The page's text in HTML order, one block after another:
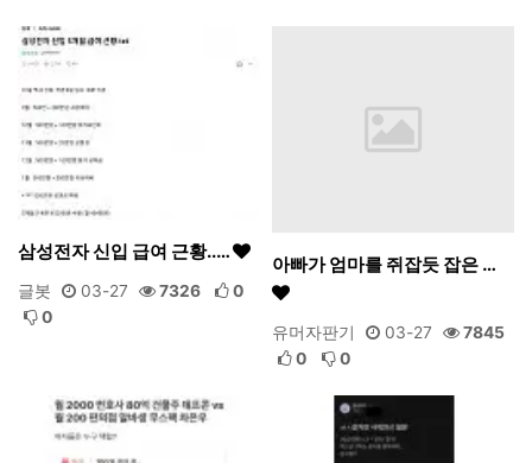
삼성전자 신입 급여 근황..…
글봇 03-27 7326
0
0
아빠가 엄마를 쥐잡듯 잡은 …
유머자판기 03-27
7845
0
0